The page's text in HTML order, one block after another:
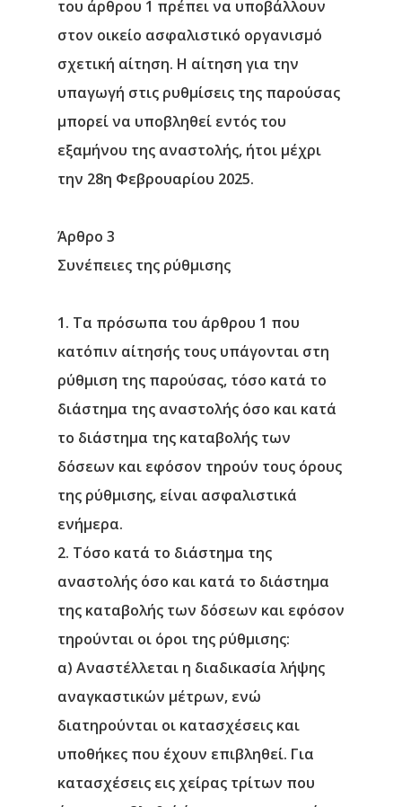
του άρθρου 1 πρέπει να υποβάλλουν
στον οικείο ασφαλιστικό οργανισμό
σχετική αίτηση. Η αίτηση για την
υπαγωγή στις ρυθμίσεις της παρούσας
μπορεί να υποβληθεί εντός του
εξαμήνου της αναστολής, ήτοι μέχρι
την 28η Φεβρουαρίου 2025.
Άρθρο 3
Συνέπειες της ρύθμισης
1. Τα πρόσωπα του άρθρου 1 που
κατόπιν αίτησής τους υπάγονται στη
ρύθμιση της παρούσας, τόσο κατά το
διάστημα της αναστολής όσο και κατά
το διάστημα της καταβολής των
δόσεων και εφόσον τηρούν τους όρους
της ρύθμισης, είναι ασφαλιστικά
ενήμερα.
2. Τόσο κατά το διάστημα της
αναστολής όσο και κατά το διάστημα
της καταβολής των δόσεων και εφόσον
τηρούνται οι όροι της ρύθμισης:
α) Αναστέλλεται η διαδικασία λήψης
αναγκαστικών μέτρων, ενώ
διατηρούνται οι κατασχέσεις και
υποθήκες που έχουν επιβληθεί. Για
κατασχέσεις εις χείρας τρίτων που